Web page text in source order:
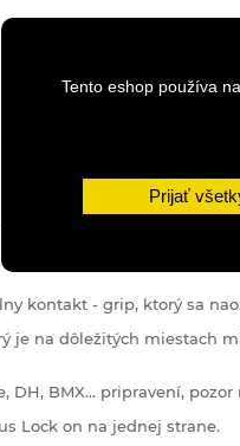
Tento eshop používa
Prijať
kontakt - grip, ktorý sa
je na dôležitých miestach
DH, BMX... pripravení, pozor
Lock on na jednej strane.